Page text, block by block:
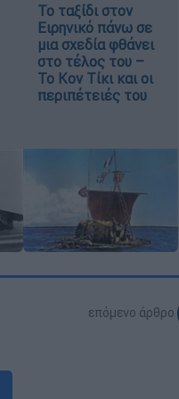
Το ταξίδι στον
Ειρηνικό πάνω σε
μια σχεδία φθάνει
στο τέλος του –
Το Κον Τίκι και οι
περιπέτειές του
επόμενο άρθρο